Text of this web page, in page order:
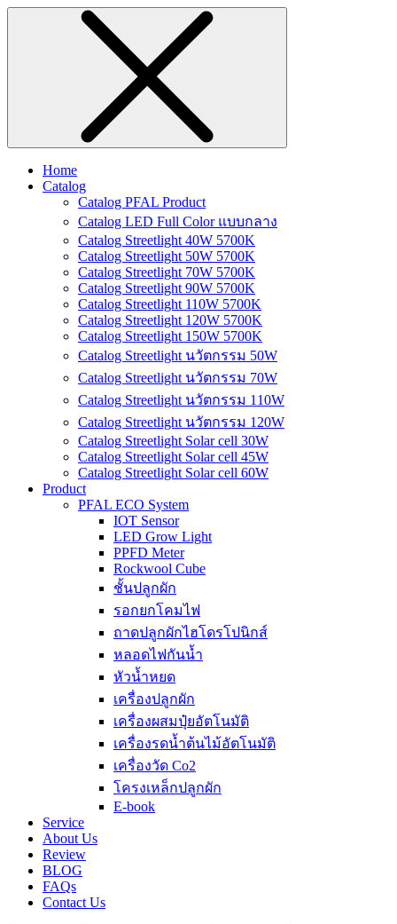
Home
Catalog
Catalog PFAL Product
Catalog LED Full Color แบบกลาง
Catalog Streetlight 40W 5700K
Catalog Streetlight 50W 5700K
Catalog Streetlight 70W 5700K
Catalog Streetlight 90W 5700K
Catalog Streetlight 110W 5700K
Catalog Streetlight 120W 5700K
Catalog Streetlight 150W 5700K
Catalog Streetlight นวัตกรรม 50W
Catalog Streetlight นวัตกรรม 70W
Catalog Streetlight นวัตกรรม 110W
Catalog Streetlight นวัตกรรม 120W
Catalog Streetlight Solar cell 30W
Catalog Streetlight Solar cell 45W
Catalog Streetlight Solar cell 60W
Product
PFAL ECO System
IOT Sensor
LED Grow Light
PPFD Meter
Rockwool Cube
ชั้นปลูกผัก
รอกยกโคมไฟ
ถาดปลูกผักไฮโดรโปนิกส์
หลอดไฟกันน้ำ
หัวน้ำหยด
เครื่องปลูกผัก
เครื่องผสมปุ๋ยอัตโนมัติ
เครื่องรดน้ำต้นไม้อัตโนมัติ
เครื่องวัด Co2
โครงเหล็กปลูกผัก
E-book
Service
About Us
Review
BLOG
FAQs
Contact Us